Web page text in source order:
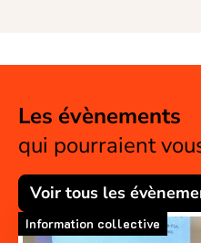
Les évènements
qui pourraient
Voir tous les
Information collective